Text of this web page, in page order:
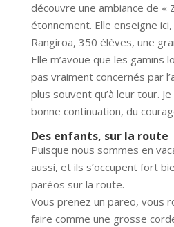
découvre une ambiance de «
étonnement. Elle enseigne
Rangiroa, 350 élèves, une
Elle m’avoue que les gamins
pas vraiment concernés par
plus souvent qu’à leur tour.
bonne continuation, du
Des enfants, sur la route
Puisque nous sommes en
aussi, et ils s’occupent fort
paréos sur la route.
Vous prenez un pareo, vous
faire comme une grosse